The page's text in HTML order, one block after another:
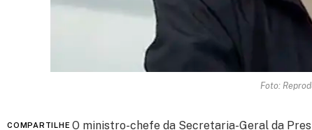
Foto:
COMPARTILHE O ministro-chefe da Secretaria-Geral da